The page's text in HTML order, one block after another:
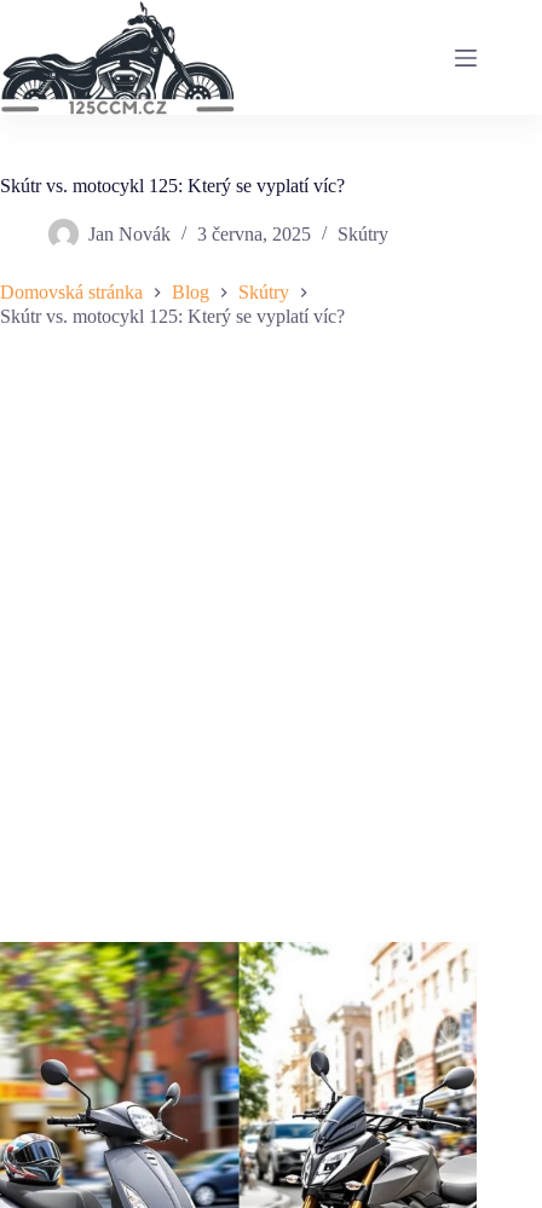
content
Skútr vs. motocykl 125: Který se vyplatí víc?
Jan Novák 3 června, 2025 Skútry
Domovská stránka Blog
Skútry
Skútr vs. motocykl 125: Který se vyplatí víc?